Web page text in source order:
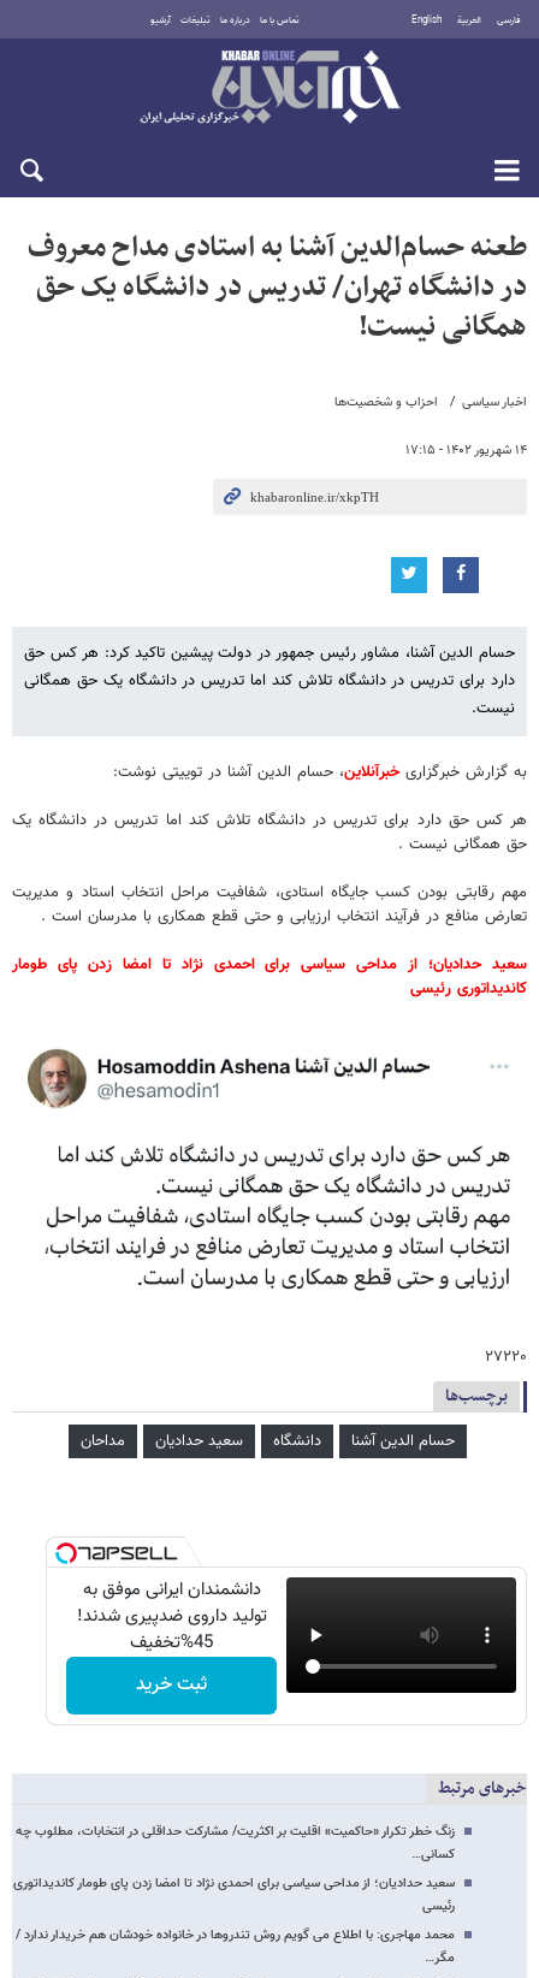
فارسی العربية English تماس با ما درباره ما تبلیغات آرشیو
دوشنبه ۱۹ مرداد ۱۴۰۵
اخبار سیاسی احزاب و شخصیت‌ها
۱۴ شهریور ۱۴۰۲ - ۱۷:۱۵
طعنه حسام‌الدین آشنا به استادی مداح معروف
در دانشگاه تهران/ تدریس در دانشگاه یک حق
همگانی نیست!
حسام الدین آشنا، مشاور رئیس جمهور در دولت پیشین تاکید کرد: هر کس حق
دارد برای تدریس در دانشگاه تلاش کند اما تدریس در دانشگاه یک حق همگانی
نیست.
به گزارش خبرگزاریخبرآنلاین، حسام الدین آشنا در توییتی نوشت:
هر کس حق دارد برای تدریس در دانشگاه تلاش کند اما تدریس در دانشگاه یک
حق همگانی نیست .
مهم رقابتی بودن کسب جایگاه استادی، شفافیت مراحل انتخاب استاد و مدیریت
تعارض منافع در فرآیند انتخاب ارزیابی و حتی قطع همکاری با مدرسان است .
سعید حدادیان؛ از مداحی سیاسی برای احمدی نژاد تا امضا زدن پای طومار
کاندیداتوری رئیسی
۲۷۲۲۰
برچسب‌ها
حسام‌ الدین آشنا دانشگاه سعید حدادیان مداحان
دانشمندان ایرانی موفق به
تولید داروی ضدپیری شدند!
45%تخفیف
ثبت خرید
خبرهای مرتبط
زنگ خطر تکرار «حاکمیت» اقلیت بر اکثریت/ مشارکت حداقلی در انتخابات، مطلوب چه
کسانی…
سعید حدادیان؛ از مداحی سیاسی برای احمدی نژاد تا امضا زدن پای طومار کاندیداتوری
رئیسی
محمد مهاجری: با اطلاع می گویم روش تندروها در خانواده خودشان هم خریدار ندارد /
مگر…